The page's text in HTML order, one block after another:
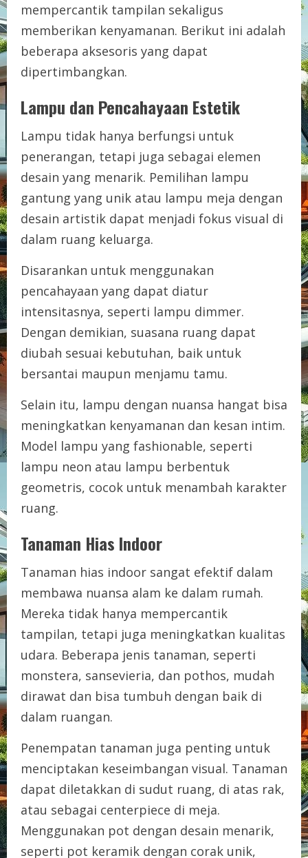
mempercantik tampilan sekaligus
memberikan kenyamanan. Berikut ini adalah
beberapa aksesoris yang dapat
dipertimbangkan.
Lampu dan Pencahayaan Estetik
Lampu tidak hanya berfungsi untuk
penerangan, tetapi juga sebagai elemen
desain yang menarik. Pemilihan lampu
gantung yang unik atau lampu meja dengan
desain artistik dapat menjadi fokus visual di
dalam ruang keluarga.
Disarankan untuk menggunakan
pencahayaan yang dapat diatur
intensitasnya, seperti lampu dimmer.
Dengan demikian, suasana ruang dapat
diubah sesuai kebutuhan, baik untuk
bersantai maupun menjamu tamu.
Selain itu, lampu dengan nuansa hangat bisa
meningkatkan kenyamanan dan kesan intim.
Model lampu yang fashionable, seperti
lampu neon atau lampu berbentuk
geometris, cocok untuk menambah karakter
ruang.
Tanaman Hias Indoor
Tanaman hias indoor sangat efektif dalam
membawa nuansa alam ke dalam rumah.
Mereka tidak hanya mempercantik
tampilan, tetapi juga meningkatkan kualitas
udara. Beberapa jenis tanaman, seperti
monstera, sansevieria, dan pothos, mudah
dirawat dan bisa tumbuh dengan baik di
dalam ruangan.
Penempatan tanaman juga penting untuk
menciptakan keseimbangan visual. Tanaman
dapat diletakkan di sudut ruang, di atas rak,
atau sebagai centerpiece di meja.
Menggunakan pot dengan desain menarik,
seperti pot keramik dengan corak unik,